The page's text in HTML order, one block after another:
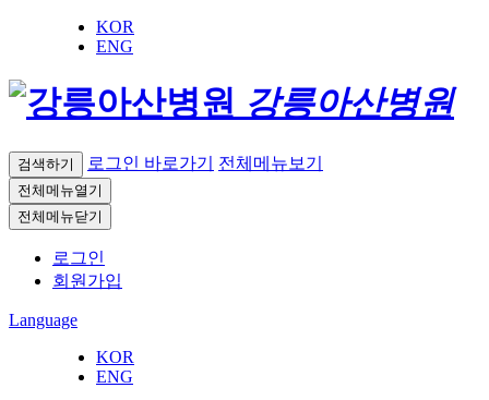
KOR
ENG
강릉아산병원
검색하기 로그인 바로가기 전체메뉴보기
전체메뉴열기
전체메뉴닫기
로그인
회원가입
Language
KOR
ENG